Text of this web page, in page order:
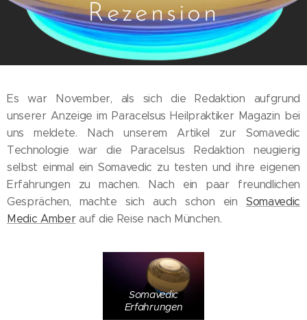
Rezension
Es war November, als sich die Redaktion aufgrund
unserer Anzeige im Paracelsus Heilpraktiker Magazin bei
uns meldete. Nach unserem Artikel zur Somavedic
Technologie war die Paracelsus Redaktion neugierig
selbst einmal ein Somavedic zu testen und ihre eigenen
Erfahrungen zu machen. Nach ein paar freundlichen
Gesprächen, machte sich auch schon ein Somavedic
Medic Amberauf die Reise nach München.
Somavedic
Erfahrungen